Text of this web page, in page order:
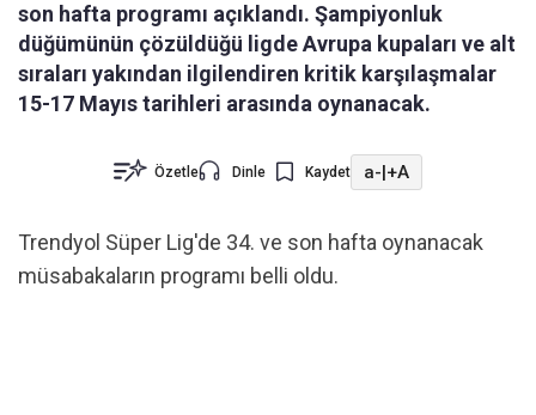
son hafta programı açıklandı. Şampiyonluk
düğümünün çözüldüğü ligde Avrupa kupaları ve alt
sıraları yakından ilgilendiren kritik karşılaşmalar
15-17 Mayıs tarihleri arasında oynanacak.
Özetle Dinle Kaydet a-|+A
Trendyol Süper Lig'de 34. ve son hafta oynanacak
müsabakaların programı belli oldu.